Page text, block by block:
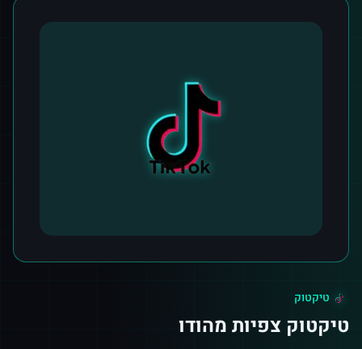
טיקטוק
טיקטוק צפיות מהודו